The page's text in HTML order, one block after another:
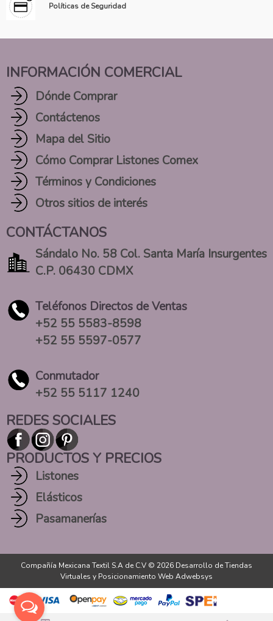
Políticas de Seguridad
INFORMACIÓN COMERCIAL
Dónde Comprar
Contáctenos
Mapa del Sitio
Cómo Comprar Listones Comex
Términos y Condiciones
Otros sitios de interés
CONTÁCTANOS
Sándalo No. 58 Col. Santa María Insurgentes
C.P. 06430 CDMX
Teléfonos Directos de Ventas
+52 55 5583-8598
+52 55 5597-0577
Conmutador
+52 55 5117 1240
REDES SOCIALES
PRODUCTOS Y PRECIOS
Listones
Elásticos
Pasamanerías
Compañía Mexicana Textil S.A de C.V © 2026 Desarrollo de Tiendas
Virtuales y Posicionamiento Web Adwebsys